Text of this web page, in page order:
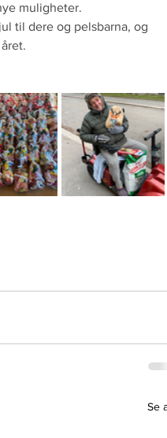
muligheter.
til dere og pelsbarna, og
Se